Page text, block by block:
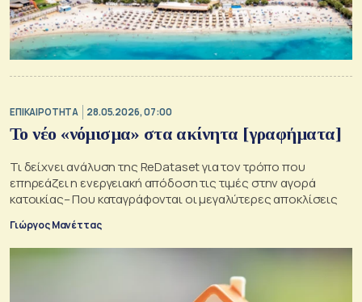
ΕΠΙΚΑΙΡΟΤΗΤΑ 28.05.2026, 07:00
Το νέο «νόμισμα» στα ακίνητα [γραφήματα]
Τι δείχνει ανάλυση της ReDataset για τον τρόπο που
επηρεάζει η ενεργειακή απόδοση τις τιμές στην αγορά
κατοικίας– Που καταγράφονται οι μεγαλύτερες αποκλίσεις
Γιώργος Μανέττας